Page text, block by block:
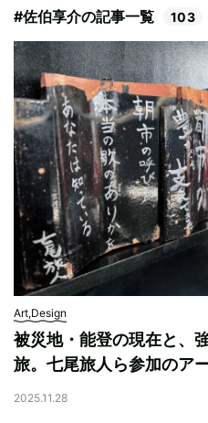
#佐伯享介の記事一覧 103
Art,Design
被災地・能登の現在と、
旅。七尾旅人ら参加のア
2025.11.28